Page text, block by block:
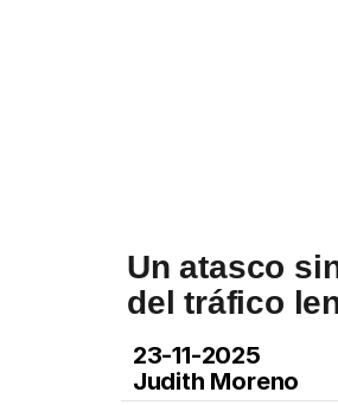
Un atasco
del tráfico
23-11-2025
Judith Moreno